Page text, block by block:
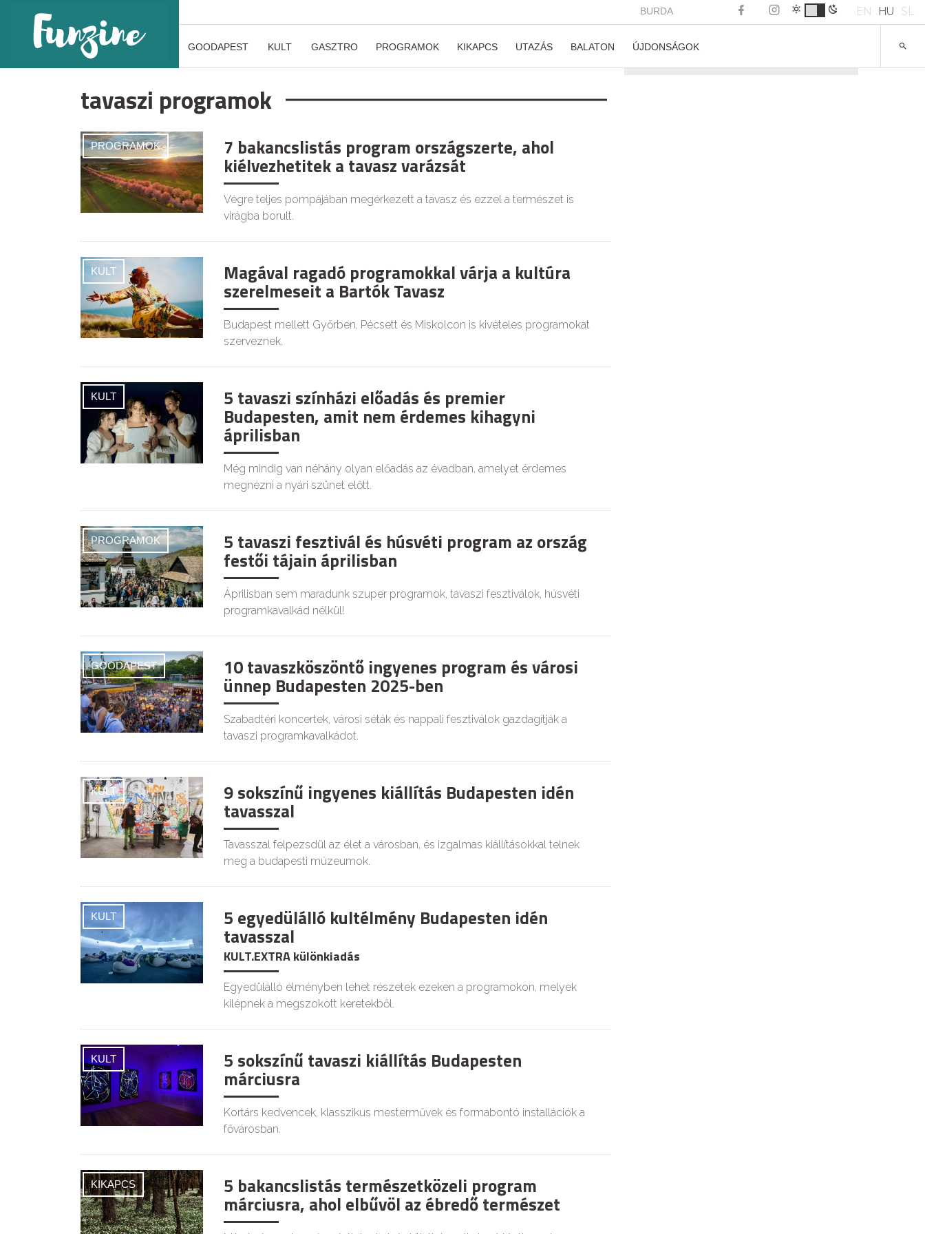
BURDA EN HU SL
GOODAPEST KULT GASZTRO PROGRAMOK KIKAPCS UTAZÁS BALATON ÚJDONSÁGOK
tavaszi programok
PROGRAMOK 7 bakancslistás program országszerte, ahol
kiélvezhetitek a tavasz varázsát
Végre teljes pompájában megérkezett a tavasz és ezzel a természet is
virágba borult.
KULT Magával ragadó programokkal várja a kultúra
szerelmeseit a Bartók Tavasz
Budapest mellett Győrben, Pécsett és Miskolcon is kivételes programokat
szerveznek.
KULT 5 tavaszi színházi előadás és premier
Budapesten, amit nem érdemes kihagyni
áprilisban
Még mindig van néhány olyan előadás az évadban, amelyet érdemes
megnézni a nyári szünet előtt.
PROGRAMOK 5 tavaszi fesztivál és húsvéti program az ország
festői tájain áprilisban
Áprilisban sem maradunk szuper programok, tavaszi fesztiválok, húsvéti
programkavalkád nélkül!
GOODAPEST 10 tavaszköszöntő ingyenes program és városi
ünnep Budapesten 2025-ben
Szabadtéri koncertek, városi séták és nappali fesztiválok gazdagítják a
tavaszi programkavalkádot.
KULT 9 sokszínű ingyenes kiállítás Budapesten idén
tavasszal
Tavasszal felpezsdül az élet a városban, és izgalmas kiállításokkal telnek
meg a budapesti múzeumok.
KULT 5 egyedülálló kultélmény Budapesten idén
tavasszal
KULT.EXTRA különkiadás
Egyedülálló élményben lehet részetek ezeken a programokon, melyek
kilépnek a megszokott keretekből.
KULT 5 sokszínű tavaszi kiállítás Budapesten
márciusra
Kortárs kedvencek, klasszikus mesterművek és formabontó installációk a
fővárosban.
KIKAPCS 5 bakancslistás természetközeli program
márciusra, ahol elbűvöl az ébredő természet